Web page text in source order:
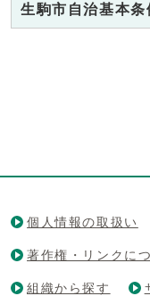
生駒市自治基本
個人情報の取扱い
著作権・リンクに
組織から探す